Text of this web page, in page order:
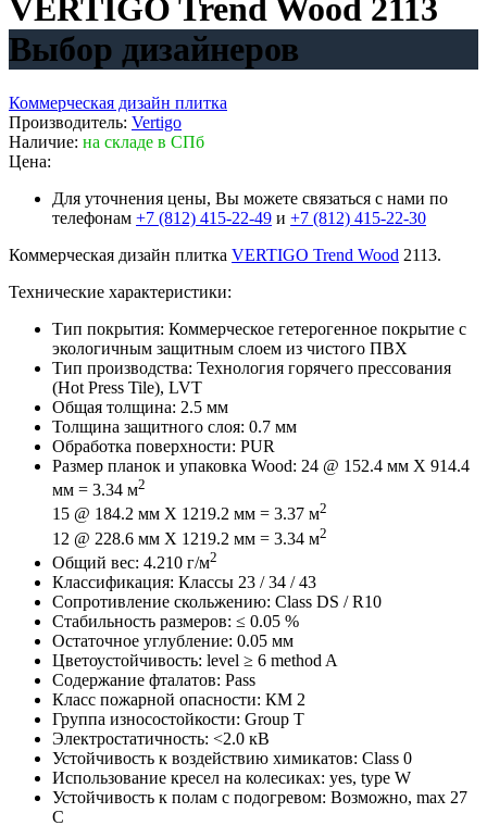
VERTIGO Trend Wood 2113
Выбор дизайнеров
Коммерческая дизайн плитка
Производитель: Vertigo
Наличие: на складе в СПб
Цена:
Для уточнения цены, Вы можете связаться с нами по
телефонам +7 (812) 415-22-49 и +7 (812) 415-22-30
Коммерческая дизайн плитка VERTIGO Trend Wood 2113.
Технические характеристики:
Тип покрытия: Коммерческое гетерогенное покрытие с
экологичным защитным слоем из чистого ПВХ
Тип производства: Технология горячего прессования
(Hot Press Tile), LVT
Общая толщина: 2.5 мм
Толщина защитного слоя: 0.7 мм
Обработка поверхности: PUR
Размер планок и упаковка Wood: 24 @ 152.4 мм X 914.4
мм = 3.34 м2
15 @ 184.2 мм X 1219.2 мм = 3.37 м2
12 @ 228.6 мм X 1219.2 мм = 3.34 м2
Общий вес: 4.210 г/м2
Классификация: Классы 23 / 34 / 43
Сопротивление скольжению: Class DS / R10
Стабильность размеров: ≤ 0.05 %
Остаточное углубление: 0.05 мм
Цветоустойчивость: level ≥ 6 method A
Содержание фталатов: Pass
Класс пожарной опасности: КМ 2
Группа износостойкости: Group T
Электростатичность: <2.0 кВ
Устойчивость к воздействию химикатов: Class 0
Использование кресел на колесиках: yes, type W
Устойчивость к полам с подогревом: Возможно, max 27
C